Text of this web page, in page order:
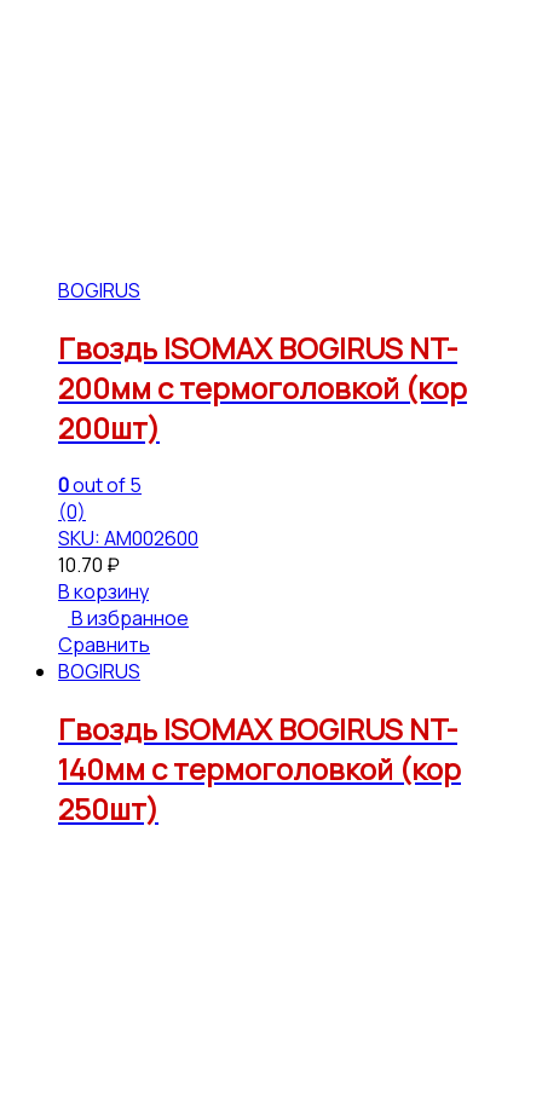
BOGIRUS
Гвоздь ISOMAX BOGIRUS NT-
200мм с термоголовкой (кор
200шт)
0out of 5
(0)
SKU: АМ002600
10.70 ₽
В корзину
В избранное
Сравнить
BOGIRUS
Гвоздь ISOMAX BOGIRUS NT-
140мм с термоголовкой (кор
250шт)